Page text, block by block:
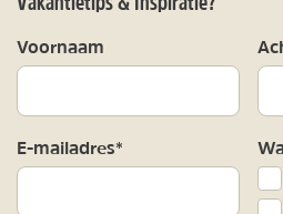
Voornaam
E-mailadres*